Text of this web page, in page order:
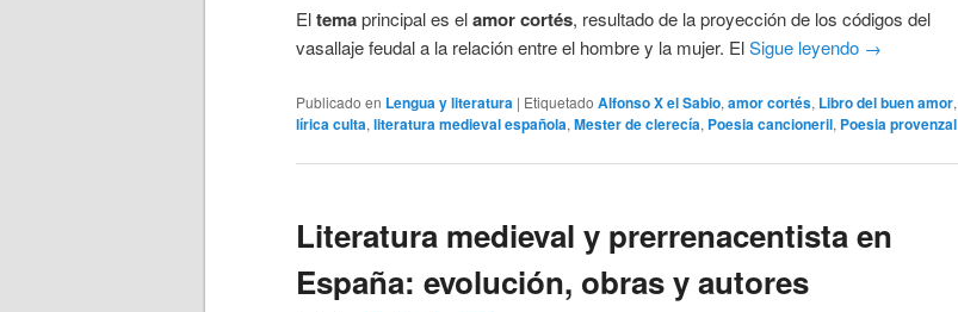
Eltemaprincipal es elamor cortés, resultado de la proyección de los códigos del
vasallaje feudal a la relación entre el hombre y la mujer. ElSigue leyendo →
Publicado en Lengua y literatura | Etiquetado Alfonso X el Sabio, amor cortés, Libro del buen amor,
lírica culta, literatura medieval española, Mester de clerecía, Poesia cancioneril, Poesia provenzal
Literatura medieval y prerrenacentista en
España: evolución, obras y autores